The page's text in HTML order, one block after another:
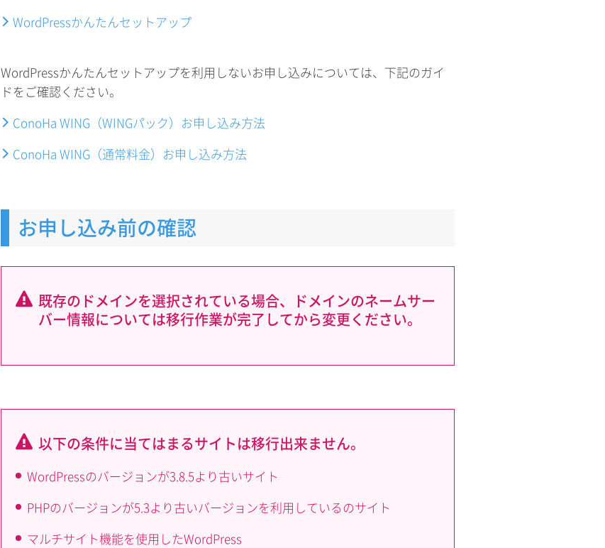
WordPressかんたんセットアップ
WordPressかんたんセットアップを利用しないお申し込みについては、下記のガイ
ドをご確認ください。
ConoHa WING（WINGパック）お申し込み方法
ConoHa WING（通常料金）お申し込み方法
お申し込み前の確認
既存のドメインを選択されている場合、ドメインのネームサー
バー情報については移行作業が完了してから変更ください。
以下の条件に当てはまるサイトは移行出来ません。
WordPressのバージョンが3.8.5より古いサイト
PHPのバージョンが5.3より古いバージョンを利用しているのサイト
マルチサイト機能を使用したWordPress